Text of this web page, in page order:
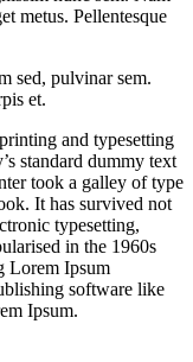
metus. Pellentesque
sed, pulvinar sem.
et.
and typesetting
standard dummy text
took a galley of type
It has survived not
typesetting,
in the 1960s
Lorem Ipsum
software like
Ipsum.